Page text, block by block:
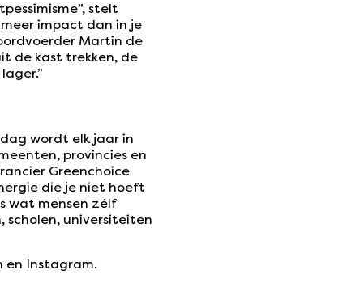
stelt
impact dan in je
Martin de
de kast trekken, de
wordt elk jaar in
provincies en
Greenchoice
die je niet hoeft
wat mensen zélf
scholen, universiteiten
en Instagram.